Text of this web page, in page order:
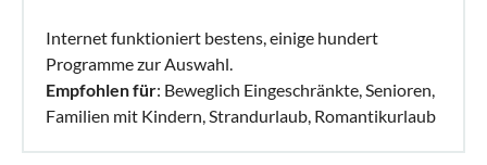
Internet funktioniert bestens, einige hundert
Programme zur Auswahl.
Empfohlen für: Beweglich Eingeschränkte, Senioren,
Familien mit Kindern, Strandurlaub, Romantikurlaub